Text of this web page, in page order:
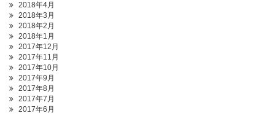
2018年4月
2018年3月
2018年2月
2018年1月
2017年12月
2017年11月
2017年10月
2017年9月
2017年8月
2017年7月
2017年6月